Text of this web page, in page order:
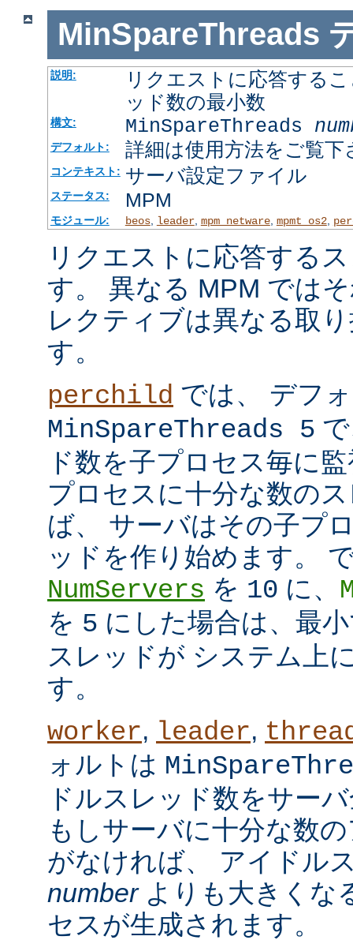
MinSpareThreads
説明:
リクエストに応答する
ッド数の最小数
構文: MinSpareThreads
デフォルト: 詳細は使用方法をご覧下
コンテキスト: サーバ設定ファイル
ステータス: MPM
モジュール: beos, leader, mpm_netware, mpmt_os2,
リクエストに応答する
す。 異なる MPM では
レクティブは異なる取
す。
perchild では、 デフ
MinSpareThreads 5
ド数を子プロセス毎に
プロセスに十分な数の
ば、 サーバはその子プ
ッドを作り始めます。
NumServers を 10 に、
を 5 にした場合は、最
スレッドが システム上
す。
worker, leader,
ォルトは
ドルスレッド数をサー
もしサーバに十分な数
がなければ、 アイドル
numberよりも大きくな
セスが生成されます。